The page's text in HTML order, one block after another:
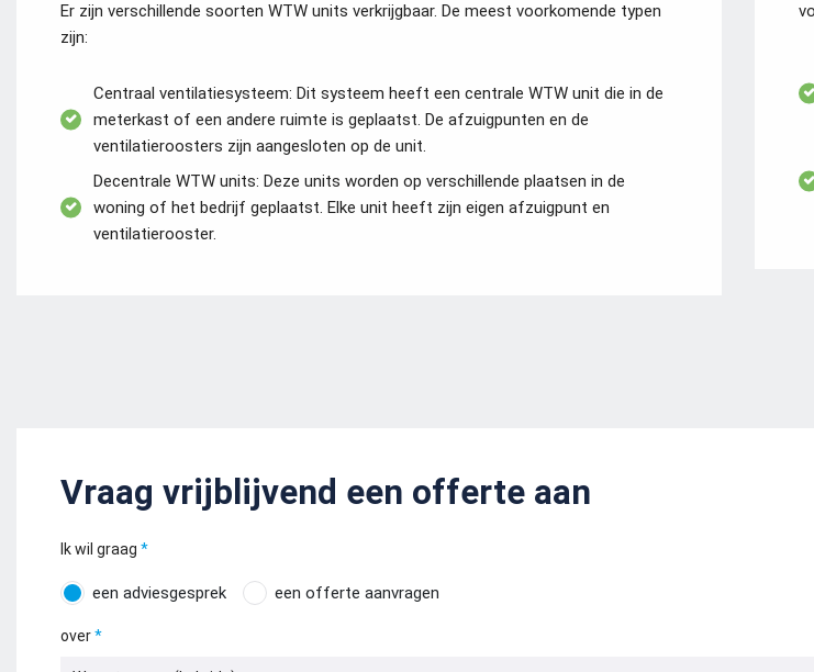
Er zijn verschillende soorten WTW units verkrijgbaar. De meest voorkomende typen
zijn:
Centraal ventilatiesysteem: Dit systeem heeft een centrale WTW unit die in de
meterkast of een andere ruimte is geplaatst. De afzuigpunten en de
ventilatieroosters zijn aangesloten op de unit.
Decentrale WTW units: Deze units worden op verschillende plaatsen in de
woning of het bedrijf geplaatst. Elke unit heeft zijn eigen afzuigpunt en
ventilatierooster.
Vraag vrijblijvend een offerte aan
Ik wil graag
een adviesgesprek een offerte aanvragen
over